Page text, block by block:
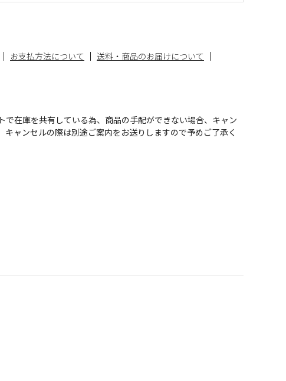
お支払方法について
送料・商品のお届けについて
在庫を共有している為、商品の手配ができない場合、キャン
キャンセルの際は別途ご案内をお送りしますので予めご了承く